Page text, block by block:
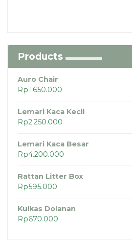
Products
Auro Chair
Rp1.650.000
Lemari Kaca Kecil
Rp2.250.000
Lemari Kaca Besar
Rp4.200.000
Rattan Litter Box
Rp595.000
Kulkas Dolanan
Rp670.000